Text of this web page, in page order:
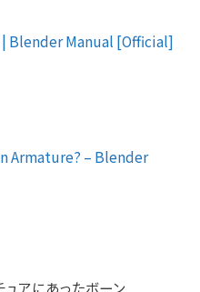
Blender Manual [Official]
Armature? – Blender
ュアにあったボーン